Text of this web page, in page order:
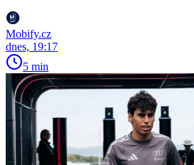
Mobify.cz
dnes, 19:17
5 min